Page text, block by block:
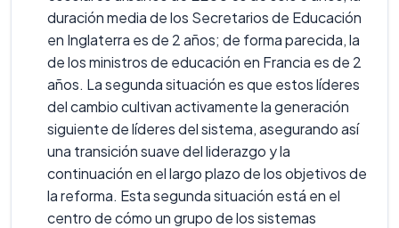
duración media de los Secretarios de Educación
en Inglaterra es de 2 años; de forma parecida, la
de los ministros de educación en Francia es de 2
años. La segunda situación es que estos líderes
del cambio cultivan activamente la generación
siguiente de líderes del sistema, asegurando así
una transición suave del liderazgo y la
continuación en el largo plazo de los objetivos de
la reforma. Esta segunda situación está en el
centro de cómo un grupo de los sistemas